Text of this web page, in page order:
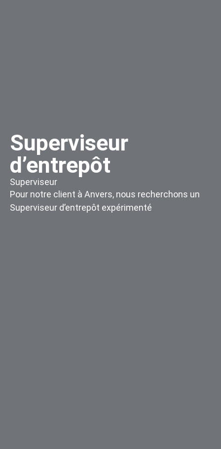
Superviseur
d’entrepôt
Superviseur
Pour notre client à Anvers, nous recherchons un
Superviseur d’entrepôt expérimenté